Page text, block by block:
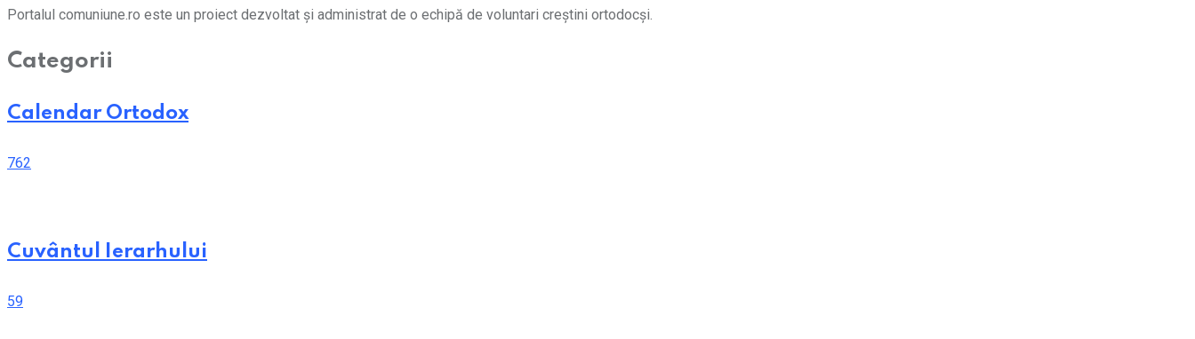
Portalul comuniune.ro este un proiect dezvoltat și administrat de o echipă de voluntari creștini ortodocși.
Categorii
Calendar Ortodox
762
Cuvântul Ierarhului
59